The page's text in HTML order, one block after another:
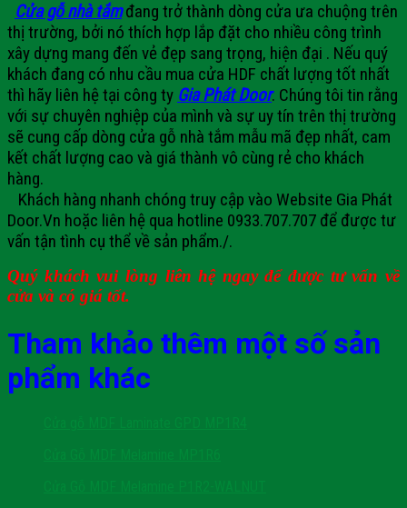
Cửa gỗ nhà tắmđang trở thành dòng cửa ưa chuộng trên
thị trường, bởi nó thích hợp lắp đặt cho nhiều công trình
xây dựng mang đến vẻ đẹp sang trọng, hiện đại . Nếu quý
khách đang có nhu cầu mua cửa HDF chất lượng tốt nhất
thì hãy liên hệ tại công ty Gia Phát Door. Chúng tôi tin rằng
với sự chuyên nghiệp của mình và sự uy tín trên thị trường
sẽ cung cấp dòng cửa gỗ nhà tắm mẫu mã đẹp nhất, cam
kết chất lượng cao và giá thành vô cùng rẻ cho khách
hàng.
Khách hàng nhanh chóng truy cập vào Website Gia Phát
Door.Vn hoặc liên hệ qua hotline 0933.707.707 để được tư
vấn tận tình cụ thể về sản phẩm./.
Quý khách vui lòng liên hệ ngay để được tư vấn về
cửa và có giá tốt.
Tham khảo thêm một số sản
phẩm khác